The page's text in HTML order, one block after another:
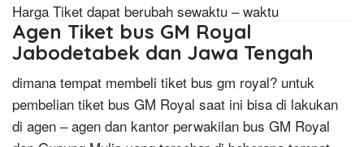
Harga Tiket dapat berubah sewaktu – waktu
Agen Tiket bus GM Royal
Jabodetabek dan Jawa Tengah
dimana tempat membeli tiket bus gm royal? untuk
pembelian tiket bus GM Royal saat ini bisa di lakukan
di agen – agen dan kantor perwakilan bus GM Royal